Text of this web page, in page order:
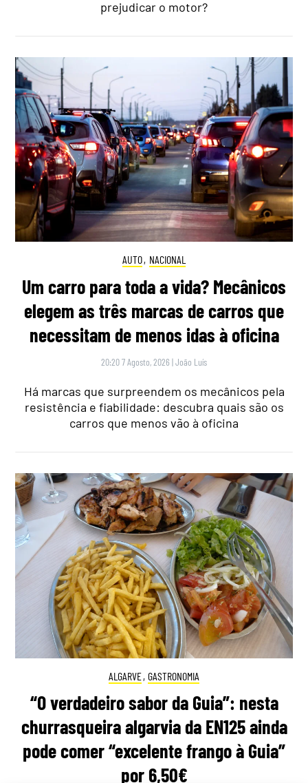
prejudicar o motor?
AUTO, NACIONAL
Um carro para toda a vida? Mecânicos
elegem as três marcas de carros que
necessitam de menos idas à oficina
20:20 7 Agosto, 2026 |João Luís
Há marcas que surpreendem os mecânicos pela
resistência e fiabilidade: descubra quais são os
carros que menos vão à oficina
ALGARVE, GASTRONOMIA
“O verdadeiro sabor da Guia”: nesta
churrasqueira algarvia da EN125 ainda
pode comer “excelente frango à Guia”
por 6,50€